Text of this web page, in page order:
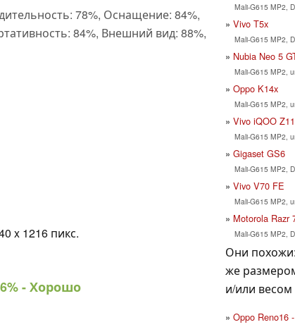
78%, Оснащение: 84%,
84%, Внешний вид: 88%,
x 1216 пикс.
- Хорошо
Mali-G615 MP2,
Vivo T5x
Mali-G615 MP2,
Nubia Neo 5
Mali-G615 MP2,
Oppo K14x
Mali-G615 MP2,
Vivo iQOO
Mali-G615 MP2,
Gigaset GS6
Mali-G615 MP2,
Vivo V70 FE
Mali-G615 MP2,
Motorola Razr
Mali-G615 MP2,
Они
же
и/или весом
Oppo